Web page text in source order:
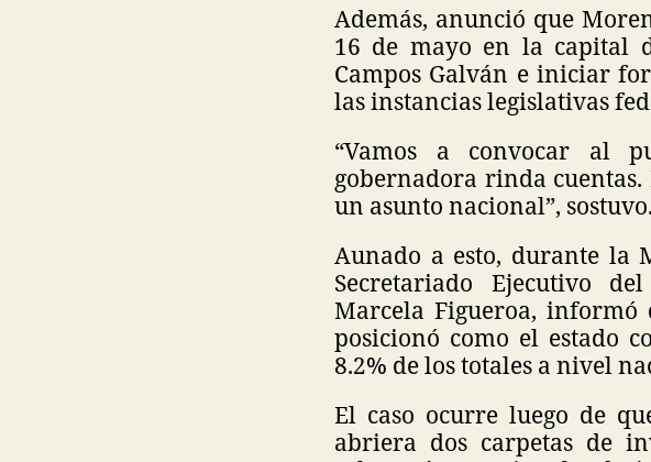
Además, anunció que
16 de mayo en la capital
Campos Galván e iniciar
las instancias legislativas
“Vamos a convocar al
gobernadora rinda cuentas.
un asunto nacional”, sostuvo.
Aunado a esto, durante la
Secretariado Ejecutivo
Marcela Figueroa, informó
posicionó como el estado
8.2% de los totales a nivel
El caso ocurre luego de
abriera dos carpetas de